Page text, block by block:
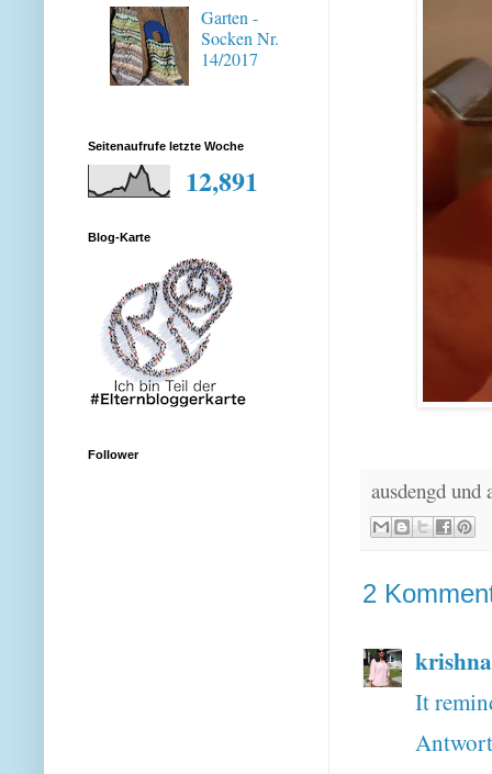
ausdengd
2
krishna
It
Garten -
Socken Nr.
14/2017
Seitenaufrufe letzte Woche
12,891
Blog-Karte
Follower